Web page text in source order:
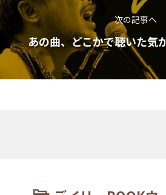
次の記事へ
あの曲、どこかで聴いた気